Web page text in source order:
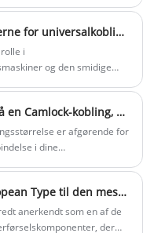
Vi er
kunne sende dig den
kvalitetsprodukter.
pris. Velkommen til at
vi vil vis dig det
Hvad er anvendelsesscenarierne for universalkoblinger?
i
og den smidige
Sådan måler du størrelsen på en Camlock-kobling, du har brug for
er afgørende for
i dine
Hvad gør Claw Coupling European Type til den mest pålidelige industrielle krafttransmissionsløsning?
anerkendt som en af ​​de
der